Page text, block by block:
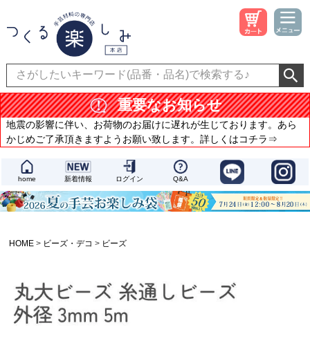
重要なお知らせ
地震の影響に伴い、お荷物のお届けに遅れが生じております。あら
かじめご了承頂きますようお願い致します。詳しくはコチラ⇒
home 新着情報 ログイン Q&A
HOME ビーズ・デコ ビーズ